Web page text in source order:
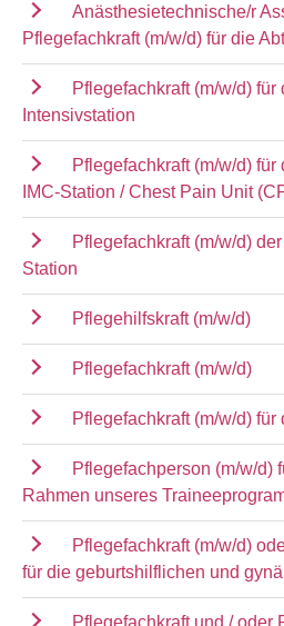
Anästhesietechnische/r
Pflegefachkraft (m/w/d) für die
Pflegefachkraft (m/w/d)
Intensivstation
Pflegefachkraft (m/w/d)
IMC-Station / Chest Pain Unit
Pflegefachkraft (m/w/d)
Station
Pflegehilfskraft (m/w/d)
Pflegefachkraft (m/w/d)
Pflegefachkraft (m/w/d)
Pflegefachperson (m/w/d)
Rahmen unseres
Pflegefachkraft (m/w/d)
für die geburtshilflichen und
Pflegefachkraft und / oder